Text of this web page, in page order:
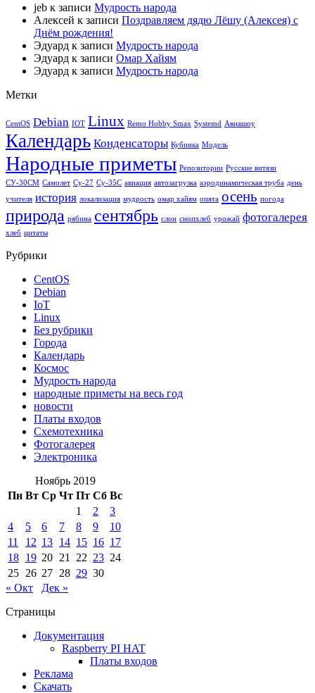
jeb к записи Мудрость народа
Алексей к записи Поздравляем дядю Лёшу (Алексея) с
Днём рождения!
Эдуард к записи Мудрость народа
Эдуард к записи Омар Хайям
Эдуард к записи Мудрость народа
Метки
CentOS Debian IOT Linux Remo Hobby Smax Systemd Авиашоу
Календарь Конденсаторы Кубинка Модель
Народные приметы Репозитории Русские витязи
СУ-30СМ Самолет Су-27 Су-35С авиация автозагрузка аэродинамическая труба день
учителя история локализация мудрость омар хайям опята осень погода
природа рябина сентябрь слон снопхлеб урожай фотогалерея
хлеб цитаты
Рубрики
CentOS
Debian
IoT
Linux
Без рубрики
Города
Календарь
Космос
Мудрость народа
народные приметы на весь год
новости
Платы входов
Схемотехника
Фотогалерея
Электроника
Ноябрь 2019
Пн Вт Ср Чт Пт Сб Вс
1
2
3
4
5 6 7 8 9
10
11
12 13 14 15 16 17
18 19 20 21 22 23 24
25 26 27 28 29 30
« Окт
Дек »
Страницы
Документация
Raspberry PI HAT
Платы входов
Реклама
Скачать